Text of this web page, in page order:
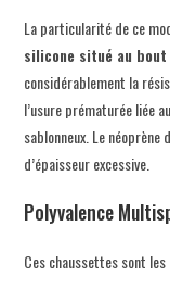
La particularité de ce
silicone situé au bout
considérablement la
l’usure prématurée liée
sablonneux. Le
d’épaisseur excessive.
Polyvalence
Ces chaussettes sont